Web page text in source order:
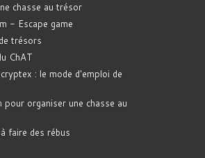
chasse au trésor
- Escape game
trésors
ChAT
: le mode d'emploi de
pour organiser une chasse au
faire des rébus